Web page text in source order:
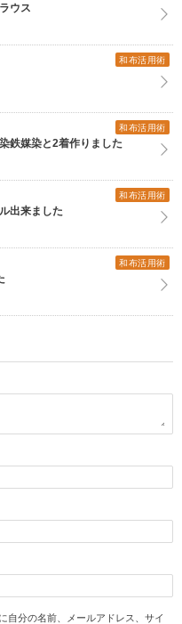
ウス
和布活用術
和布活用術
鉄媒染と2着作りました
和布活用術
出来ました
和布活用術
自分の名前、メールアドレス、サイ